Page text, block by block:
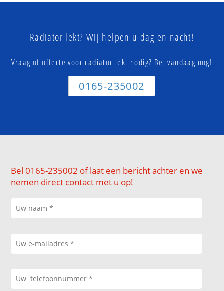
Radiator lekt? Wij helpen u dag en nacht!
Vraag of offerte voor radiator lekt nodig? Bel vandaag nog!
0165-235002
Bel 0165-235002 of laat een bericht achter en we
nemen direct contact met u op!